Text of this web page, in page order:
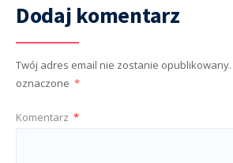
Dodaj komentarz
Twój adres email nie zostanie opublikowany.
oznaczone *
Komentarz *